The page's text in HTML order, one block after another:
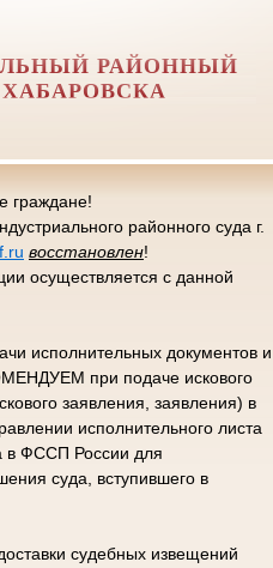
РАЙОННЫЙ
ХАБАРОВСКА
граждане!
районного суда г.
восстановлен!
осуществляется с данной
исполнительных документов и
при подаче искового
заявления, заявления) в
исполнительного листа
в ФССП России для
суда, вступившего в
судебных извещений